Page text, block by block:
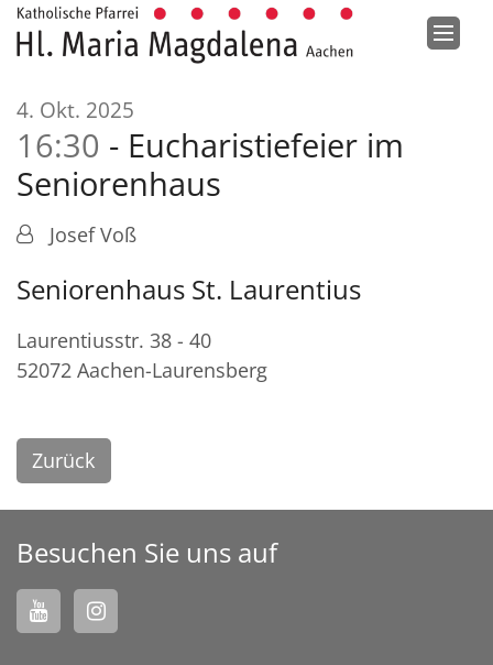
Zum Inhalt springen
4. Okt. 2025
16:30
Eucharistiefeier im
Seniorenhaus
Josef Voß
Seniorenhaus St. Laurentius
Laurentiusstr. 38 - 40
52072 Aachen-Laurensberg
Zurück
Besuchen Sie uns auf